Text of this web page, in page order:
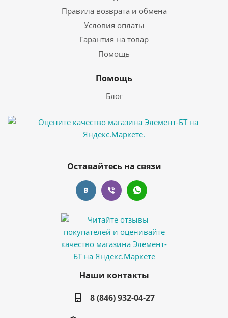
Правила возврата и обмена
Условия оплаты
Гарантия на товар
Помощь
Помощь
Блог
Оставайтесь на связи
Наши контакты
8 (846) 932-04-27